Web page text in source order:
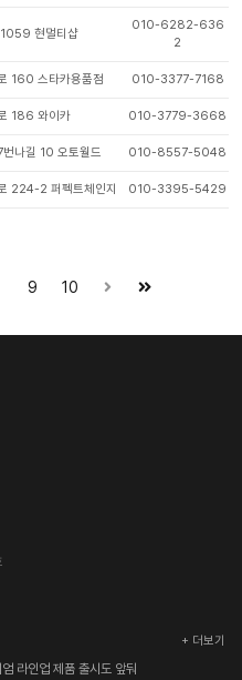
현멀티샵
010-6282-636
2
160 스타카용품점 010-3377-7168
186 와이카 010-3779-3668
나길 10 오토월드 010-8557-5048
224-2 퍼펙트체인지 010-3395-5429
9 10
+ 더보기
라인업 제품 출시도 앞둬